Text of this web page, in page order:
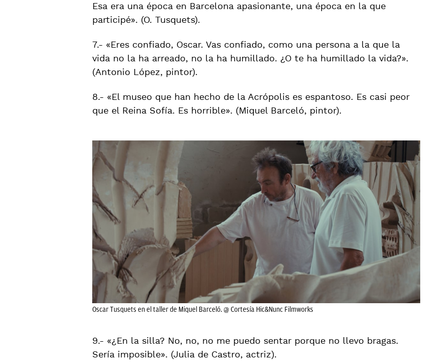
Esa era una época en Barcelona apasionante, una época en la que
participé». (O. Tusquets).
7.- «Eres confiado, Oscar. Vas confiado, como una persona a la que la
vida no la ha arreado, no la ha humillado. ¿O te ha humillado la vida?».
(Antonio López, pintor).
8.- «El museo que han hecho de la Acrópolis es espantoso. Es casi peor
que el Reina Sofía. Es horrible». (Miquel Barceló, pintor).
Oscar Tusquets en el taller de Miquel Barceló. @ Cortesía Hic&Nunc Filmworks
9.- «¿En la silla? No, no, no me puedo sentar porque no llevo bragas.
Sería imposible». (Julia de Castro, actriz).